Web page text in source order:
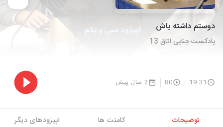
دوستم داشته باش
پادکست جنایی اتاق 13
19:31
80 2 سال پیش
توضیحات کامنت ها اپیزودهای دیگر